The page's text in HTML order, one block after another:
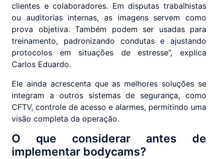
clientes e colaboradores. Em disputas trabalhistas
ou auditorias internas, as imagens servem como
prova objetiva. Também podem ser usadas para
treinamento, padronizando condutas e ajustando
protocolos em situações de estresse”, explica
Carlos Eduardo.
Ele ainda acrescenta que as melhores soluções se
integram a outros sistemas de segurança, como
CFTV, controle de acesso e alarmes, permitindo uma
visão completa da operação.
O que considerar antes de
implementar bodycams?